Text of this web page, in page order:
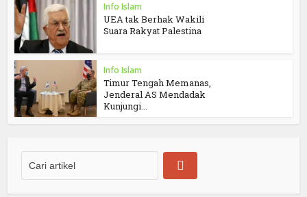
Info Islam
UEA tak Berhak Wakili
Suara Rakyat Palestina
Info Islam
Timur Tengah Memanas,
Jenderal AS Mendadak
Kunjungi...